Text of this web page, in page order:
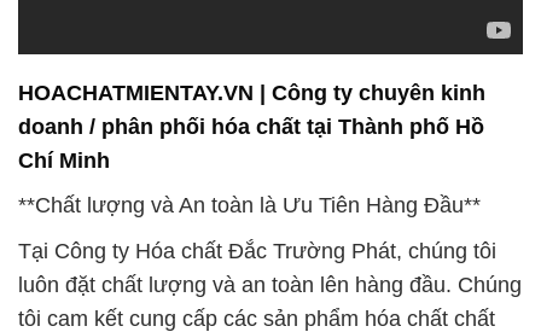
HOACHATMIENTAY.VN | Công ty chuyên kinh
doanh / phân phối hóa chất tại Thành phố Hồ
Chí Minh
**Chất lượng và An toàn là Ưu Tiên Hàng Đầu**
Tại Công ty Hóa chất Đắc Trường Phát, chúng tôi
luôn đặt chất lượng và an toàn lên hàng đầu. Chúng
tôi cam kết cung cấp các sản phẩm hóa chất chất